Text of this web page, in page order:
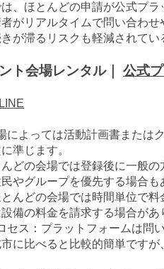
、ほとんどの申請が公式プ
がリアルタイムで問い合わ
が滞るリスクも軽減されてい
ト会場レンタル｜ 公式
によっては活動計画書または
準じます。
どの会場では登録後に一般
やグループを優先する場合も
んどの会場では時間単位で
備の料金を請求する場合があ
セス：プラットフォームは問
に比べると比較的簡単ですが